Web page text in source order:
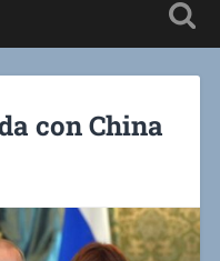
con China